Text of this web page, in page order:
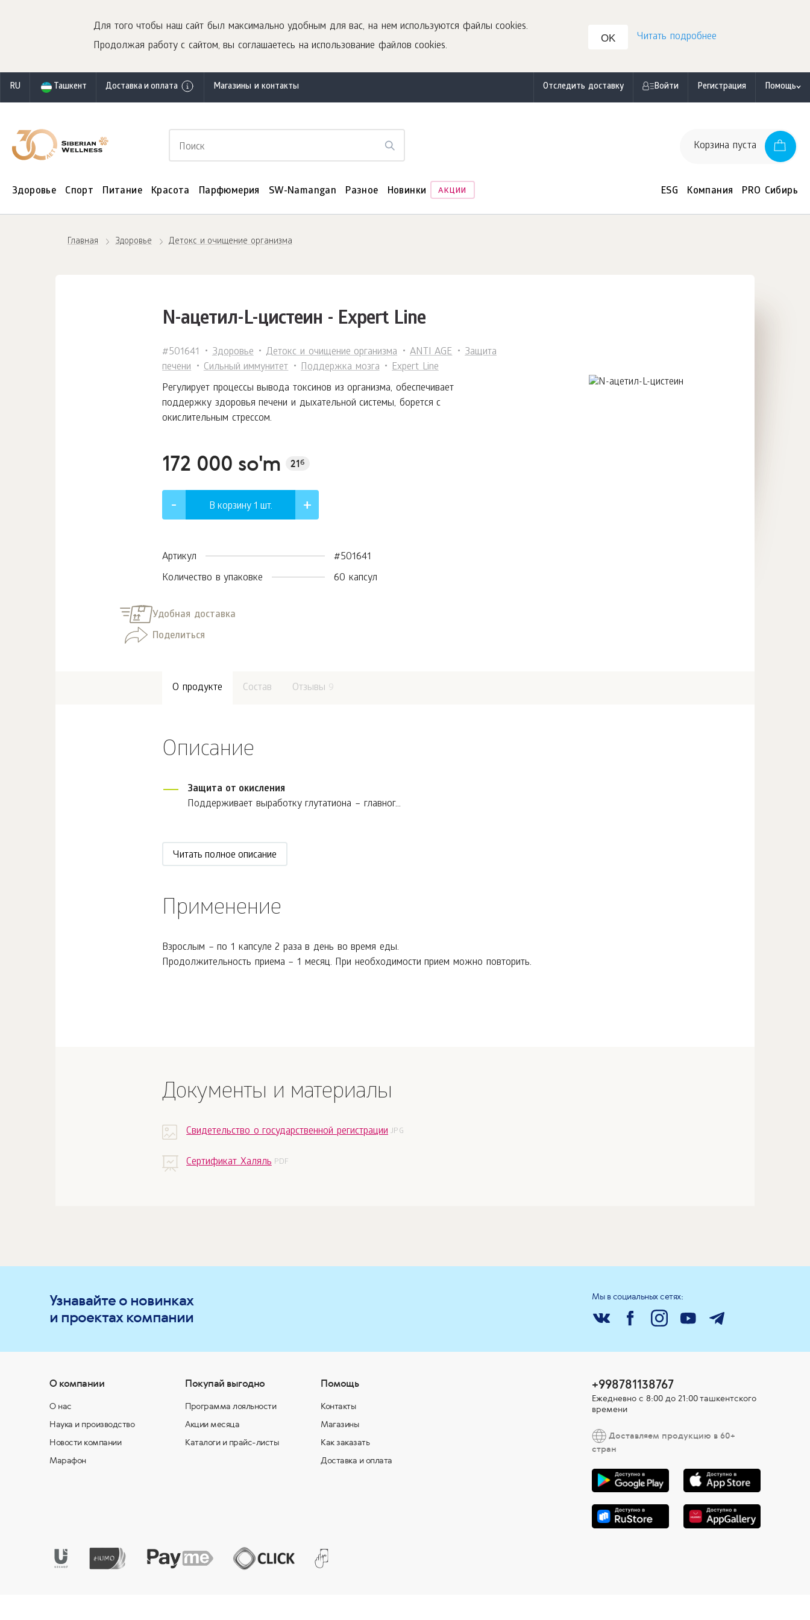
Для того чтобы наш сайт был максимально удобным для вас, на нем используются файлы cookies.
Продолжая работу с сайтом, вы соглашаетесь на использование файлов cookies.
OK Читать подробнее
RU Ташкент Доставка и оплата Магазины и контакты Отследить доставку Войти Регистрация Помощь
Корзина пуста
Здоровье Спорт Питание Красота Парфюмерия SW-Namangan Разное Новинки АКЦИИ ESG Компания PRO Сибирь
Главная Здоровье Детокс и очищение организма
N-ацетил-L-цистеин - Expert Line
#501641 Здоровье Детокс и очищение организма ANTI AGE
Защита
печени
Сильный иммунитет Поддержка мозга
Expert Line
Регулирует процессы вывода токсинов из организма, обеспечивает
поддержку здоровья печени и дыхательной системы, борется с
окислительным стрессом.
172 000 so'm 21б
В корзину 1 шт.
Артикул
#501641
Количество в упаковке
60 капсул
Удобная доставка
Поделиться
О продукте Состав Отзывы 9
Описание
Защита от окисления
Поддерживает выработку глутатиона – главног...
Читать полное описание
Применение
Взрослым – по 1 капсуле 2 раза в день во время еды.
Продолжительность приема – 1 месяц. При необходимости прием можно повторить.
Документы и материалы
Свидетельство о государственной регистрации
Сертификат Халяль
Узнавайте о новинках
и проектах компании
Мы в социальных сетях:
О компании
О нас
Наука и производство
Новости компании
Марафон
Покупай выгодно
Программа лояльности
Акции месяца
Каталоги и прайс-листы
Помощь
Контакты
Магазины
Как заказать
Доставка и оплата
+998781138767
Ежедневно с 8:00 до 21:00 ташкентского
времени
Доставляем продукцию в 60+
стран